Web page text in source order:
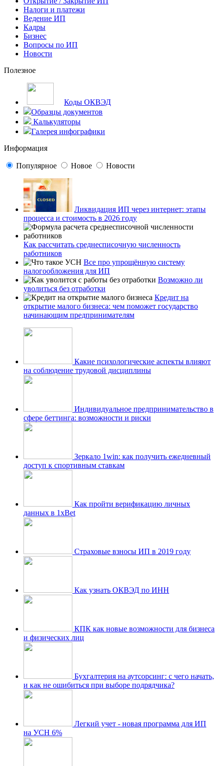
Налоги и платежи
Ведение ИП
Кадры
Бизнес
Вопросы по ИП
Новости
Полезное
Коды ОКВЭД
Образцы документов
Калькуляторы
Галерея инфографики
Информация
Популярное Новое Новости
Ликвидация ИП через интернет: этапы
процесса и стоимость в 2026 году
Как рассчитать среднесписочную численность
работников
Все про упрощённую систему
налогообложения для ИП
Возможно ли
уволиться без отработки
Кредит на
открытие малого бизнеса: чем поможет государство
начинающим предпринимателям
Какие психологические аспекты влияют
на соблюдение трудовой дисциплины
Индивидуальное предпринимательство в
сфере беттинга: возможности и риски
Зеркало 1win: как получить ежедневный
доступ к спортивным ставкам
Как пройти верификацию личных
данных в 1xBet
Страховые взносы ИП в 2019 году
Как узнать ОКВЭД по ИНН
КПК как новые возможности для бизнеса
и физических лиц
Бухгалтерия на аутсорсинг: с чего начать,
и как не ошибиться при выборе подрядчика?
Легкий учет - новая программа для ИП
на УСН 6%